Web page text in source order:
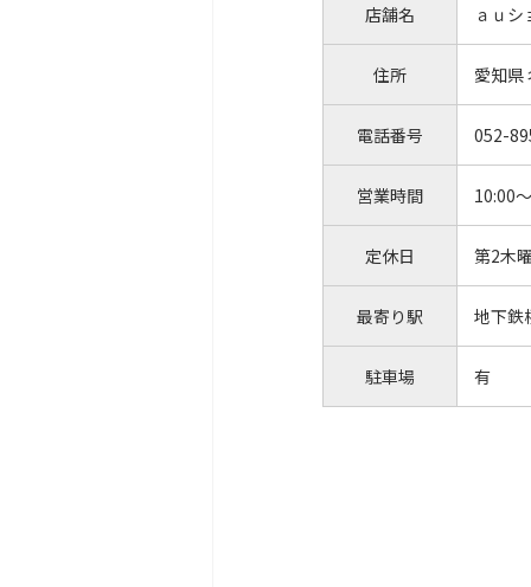
店舗名 ａｕ
住所 愛知県
電話番号 052-
営業時間 10:00
定休日 第2木
最寄り駅 地下
駐車場 有